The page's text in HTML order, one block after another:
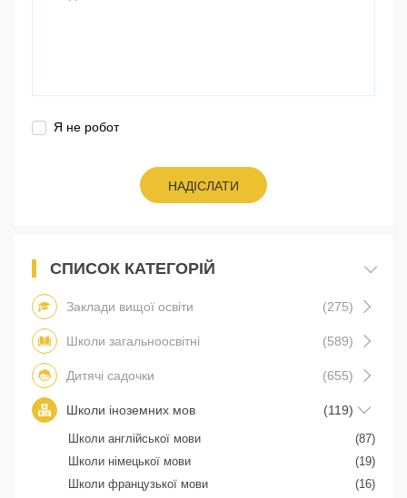
Я не робот
НАДІСЛАТИ
СПИСОК КАТЕГОРІЙ
Заклади вищої освіти (275)
Школи загальноосвітні (589)
Дитячі садочки (655)
Школи іноземних мов (119)
Школи англійської мови
(87)
Школи німецької мови
(19)
Школи французької мови
(16)